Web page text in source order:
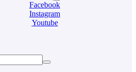
Facebook
Instagram
Youtube